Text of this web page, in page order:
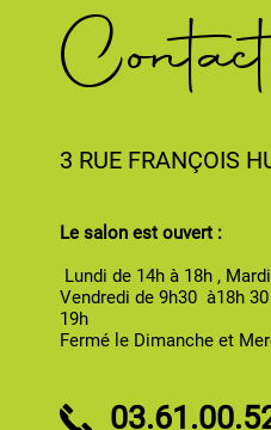
Contact
3 RUE FRANÇOIS
Le salon est ouvert :
Lundi de 14h à 18h ,
Vendredi de 9h30 à18h
19h
Fermé le Dimanche et